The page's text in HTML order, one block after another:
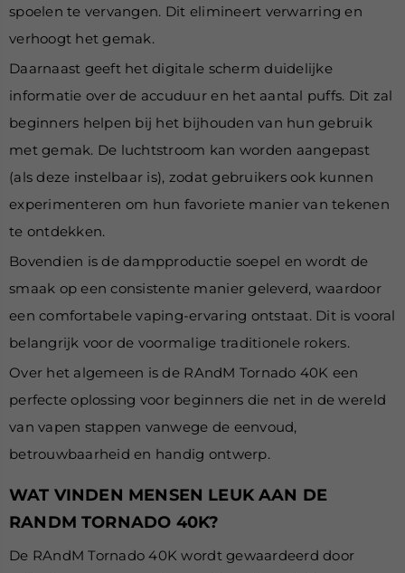
spoelen te vervangen. Dit elimineert verwarring en
verhoogt het gemak.
Daarnaast geeft het digitale scherm duidelijke
informatie over de accuduur en het aantal puffs. Dit zal
beginners helpen bij het bijhouden van hun gebruik
met gemak. De luchtstroom kan worden aangepast
(als deze instelbaar is), zodat gebruikers ook kunnen
experimenteren om hun favoriete manier van tekenen
te ontdekken.
Bovendien is de dampproductie soepel en wordt de
smaak op een consistente manier geleverd, waardoor
een comfortabele vaping-ervaring ontstaat. Dit is vooral
belangrijk voor de voormalige traditionele rokers.
Over het algemeen is de RAndM Tornado 40K een
perfecte oplossing voor beginners die net in de wereld
van vapen stappen vanwege de eenvoud,
betrouwbaarheid en handig ontwerp.
WAT VINDEN MENSEN LEUK AAN DE
RANDM TORNADO 40K?
De RAndM Tornado 40K wordt gewaardeerd door